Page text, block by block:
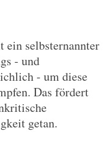
ein selbsternannter
- und
- um diese
Das fördert
getan.